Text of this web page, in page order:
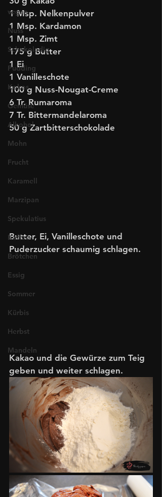
vegan
Nuss
Schokoladig
Pudding
Kokos
Gemüse
Alkohol
Mohn
Frucht
Karamell
Marzipan
Spekulatius
Kaffee
Brötchen
Essig
Sommer
Kürbis
Herbst
Mandeln
1 Msp. Nelkenpulver
1 Msp. Kardamon
1 Msp. Zimt
175 g Butter
1 Ei
1 Vanilleschote
100 g Nuss-Nougat-Creme
6 Tr. Rumaroma
7 Tr. Bittermandelaroma
50 g Zartbitterschokolade
Butter, Ei, Vanilleschote und
Puderzucker schaumig schlagen.
Kakao und die Gewürze zum Teig
geben und weiter schlagen.